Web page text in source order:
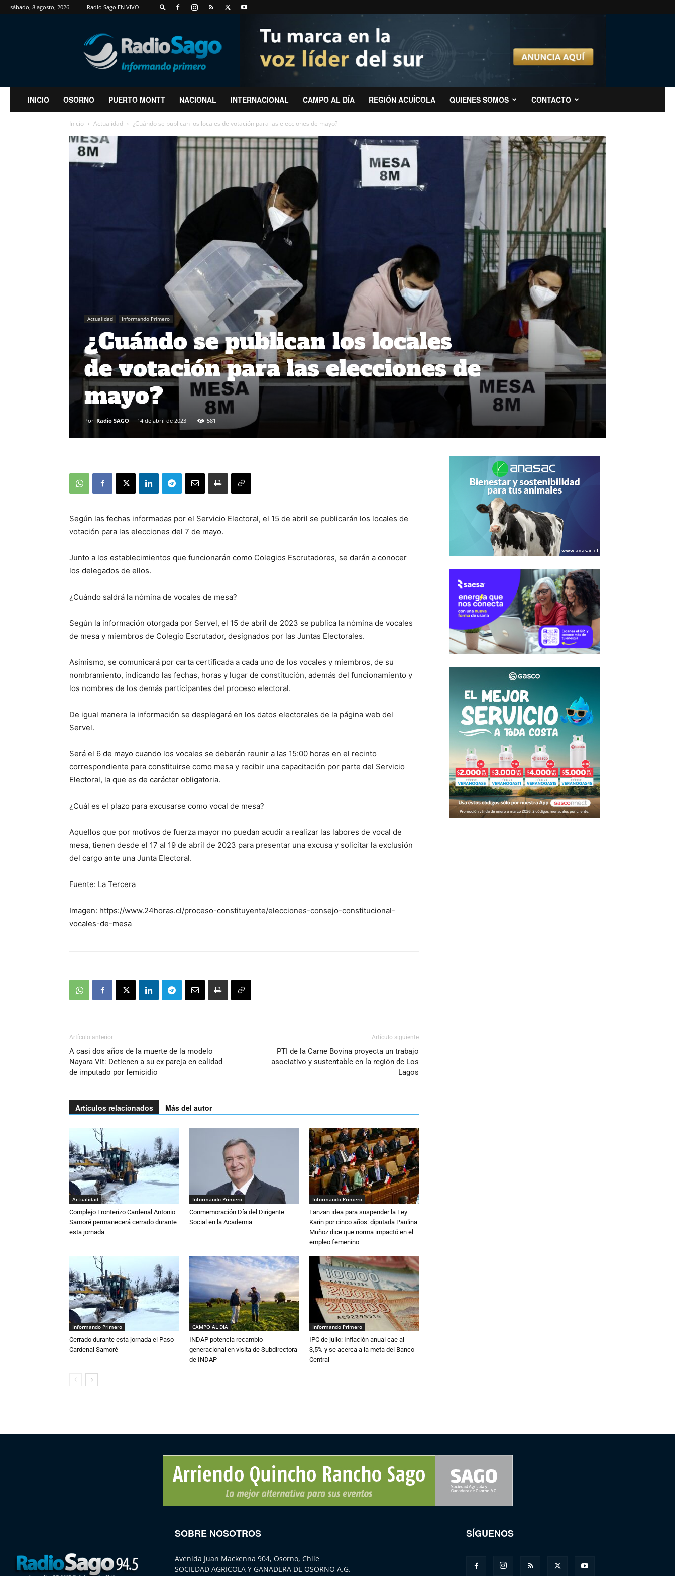
sábado, 8 agosto, 2026 Radio Sago EN VIVO
RadioSago
INICIO OSORNO PUERTO MONTT NACIONAL INTERNACIONAL CAMPO AL DÍA REGIÓN ACUÍCOLA QUIENES SOMOS CONTACTO
Inicio Actualidad ¿Cuándo se publican los locales de votación para las elecciones de mayo?
Actualidad Informando Primero
¿Cuándo se publican los locales
de votación para las elecciones de
mayo?
Por Radio SAGO - 14 de abril de 2023 581
Según las fechas informadas por el Servicio Electoral, el 15 de abril se publicarán los locales de
votación para las elecciones del 7 de mayo.
Junto a los establecimientos que funcionarán como Colegios Escrutadores, se darán a conocer
los delegados de ellos.
¿Cuándo saldrá la nómina de vocales de mesa?
Según la información otorgada por Servel, el 15 de abril de 2023 se publica la nómina de vocales
de mesa y miembros de Colegio Escrutador, designados por las Juntas Electorales.
Asimismo, se comunicará por carta certificada a cada uno de los vocales y miembros, de su
nombramiento, indicando las fechas, horas y lugar de constitución, además del funcionamiento y
los nombres de los demás participantes del proceso electoral.
De igual manera la información se desplegará en los datos electorales de la página web del
Servel.
Será el 6 de mayo cuando los vocales se deberán reunir a las 15:00 horas en el recinto
correspondiente para constituirse como mesa y recibir una capacitación por parte del Servicio
Electoral, la que es de carácter obligatoria.
¿Cuál es el plazo para excusarse como vocal de mesa?
Aquellos que por motivos de fuerza mayor no puedan acudir a realizar las labores de vocal de
mesa, tienen desde el 17 al 19 de abril de 2023 para presentar una excusa y solicitar la exclusión
del cargo ante una Junta Electoral.
Fuente: La Tercera
Imagen: https://www.24horas.cl/proceso-constituyente/elecciones-consejo-constitucional-
vocales-de-mesa
Artículo anterior
A casi dos años de la muerte de la modelo
Nayara Vit: Detienen a su ex pareja en calidad
de imputado por femicidio
Artículo siguiente
PTI de la Carne Bovina proyecta un trabajo
asociativo y sustentable en la región de Los
Lagos
Artículos relacionados Más del autor
Actualidad
Complejo Fronterizo Cardenal Antonio
Samoré permanecerá cerrado durante
esta jornada
Informando Primero
Conmemoración Día del Dirigente
Social en la Academia
Informando Primero
Lanzan idea para suspender la Ley
Karin por cinco años: diputada Paulina
Muñoz dice que norma impactó en el
empleo femenino
Informando Primero
Cerrado durante esta jornada el Paso
Cardenal Samoré
CAMPO AL DIA
INDAP potencia recambio
generacional en visita de Subdirectora
de INDAP
Informando Primero
IPC de julio: Inflación anual cae al
3,5% y se acerca a la meta del Banco
Central
SOBRE NOSOTROS
Avenida Juan Mackenna 904, Osorno, Chile
SOCIEDAD AGRICOLA Y GANADERA DE OSORNO A.G.
SÍGUENOS